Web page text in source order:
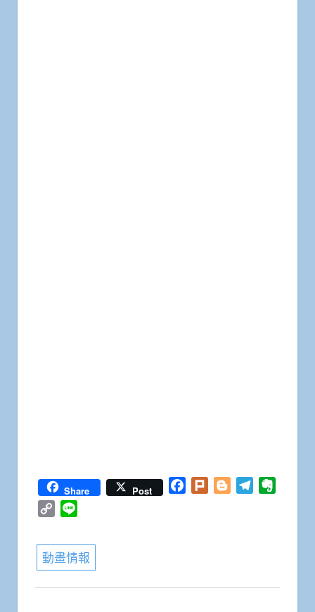
Share Post Facebook
Plurk BloggerTelegram
Copy
動畫情報